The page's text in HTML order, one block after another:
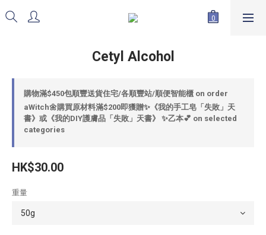
Cetyl Alcohol
購物滿$450包順豐送貨住宅/各順豐站/順便智能櫃 on order
aWitch🌼購買原材料滿$200即獲贈✨《我的手工皂「失敗」天
書》或《我的DIY護膚品「失敗」天書》 ✨乙本💕 on selected
categories
HK$30.00
重量